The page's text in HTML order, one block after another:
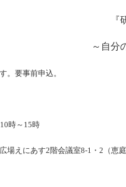
～自分
。要事前申込。
時～15時
場えにあす2階会議室8-1・2（恵庭